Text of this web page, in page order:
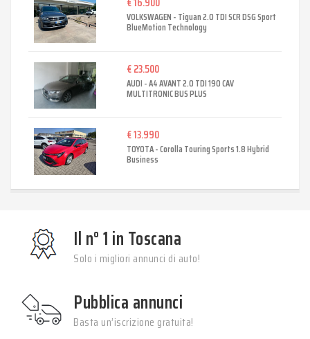
VOLKSWAGEN - Tiguan 2.0 TDI SCR DSG Sport
BlueMotion Technology
€ 23.500
AUDI - A4 AVANT 2.0 TDI 190 CAV
MULTITRONIC BUS PLUS
€ 13.990
TOYOTA - Corolla Touring Sports 1.8 Hybrid
Business
Il n° 1 in Toscana
Solo i migliori annunci di auto!
Pubblica annunci
Basta un’iscrizione gratuita!